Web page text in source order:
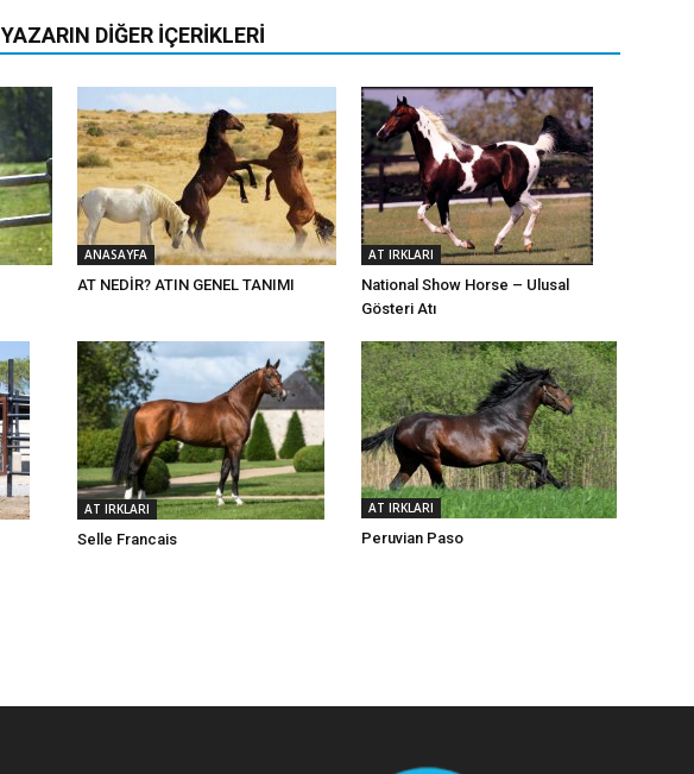
YAZARIN DIĞER İÇERIKLERI
ANASAYFA
AT NEDİR? ATIN GENEL TANIMI
AT IRKLARI
National Show Horse – Ulusal
Gösteri Atı
AT IRKLARI
Selle Francais
AT IRKLARI
Peruvian Paso